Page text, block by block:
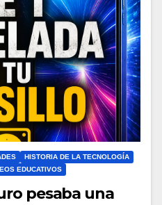
HISTORIA DE LA TECNOLOGÍA
EDUCATIVOS
pesaba una